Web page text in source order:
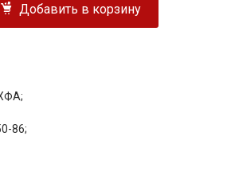
Добавить в корзину
86;